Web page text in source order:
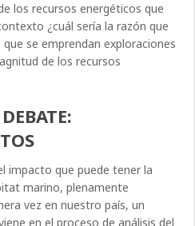
los recursos energéticos que
¿cuál sería la razón que
se emprendan exploraciones
de los recursos
impacto que puede tener la
marino, plenamente
vez en nuestro país, un
en el proceso de análisis del